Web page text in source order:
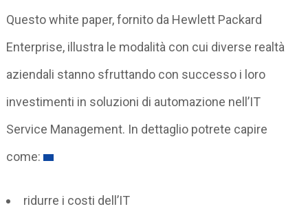
Questo white paper, fornito da Hewlett Packard
Enterprise, illustra le modalità con cui diverse realtà
aziendali stanno sfruttando con successo i loro
investimenti in soluzioni di automazione nell’IT
Service Management. In dettaglio potrete capire
come:
ridurre i costi dell’IT